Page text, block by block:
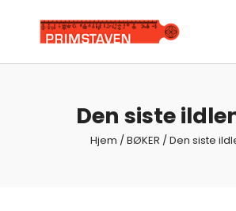
search
Den siste
Hjem /BØKER / Den siste